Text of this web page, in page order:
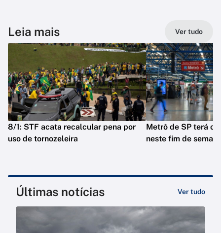
Leia mais Ver tudo
8/1: STF acata recalcular pena por
uso de tornozeleira
Metrô de SP terá
neste fim de
Últimas notícias Ver tudo